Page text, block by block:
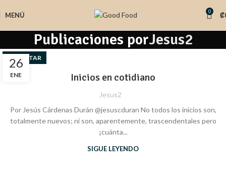
MENÚ 0 ₡
Publicaciones porJesus2
26
ENE
BIENESTAR
Inicios en cotidiano
Jesus2
Por Jesús Cárdenas Durán @jesuscduran No todos los inicios son,
totalmente nuevos; ni son, aparentemente, trascendentales pero
¡cuánta...
SIGUE LEYENDO